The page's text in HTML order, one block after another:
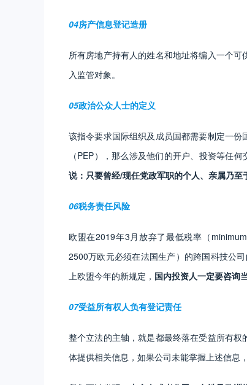
04房产信息登记造册
所有房地产持有人的姓名和地址将编入一个
入监管对象。
05政治公众人士的定义
该指令要求国际组织及成员国都需要制定一
（PEP），那么涉及他们的开户、投资等任
说：只要曾经/现任党政军职的个人、亲属乃至
06税务责任风险
欧盟在2019年3月放弃了最低税率（
2500万欧元必须在法国生产）的跨国科技公
上欧盟今年的新规定， 国内投资人一定要咨询
07受益所有权人负有登记责任
整个立法的主轴，就是都最终落在受益所有
体提供相关信息，如果公司未能掌握上述信息